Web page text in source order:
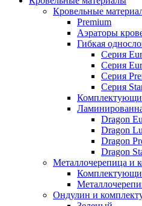
Кровельные
Premium
Аэраторы
Гибкая
Серия
Серия
Серия
Серия
Dragon
Dragon
Dragon
Dragon
Металлочерепица и
Ондулин и